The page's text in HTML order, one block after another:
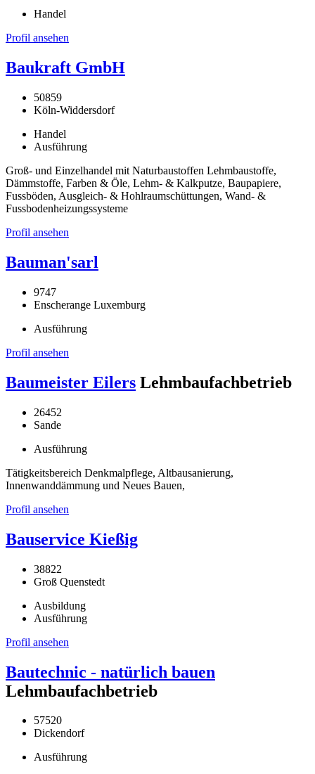
Handel
Profil ansehen
Baukraft GmbH
50859
Köln-Widdersdorf
Handel
Ausführung
Groß- und Einzelhandel mit Naturbaustoffen Lehmbaustoffe,
Dämmstoffe, Farben & Öle, Lehm- & Kalkputze, Baupapiere,
Fussböden, Ausgleich- & Hohlraumschüttungen, Wand- &
Fussbodenheizungssysteme
Profil ansehen
Bauman'sarl
9747
Enscherange Luxemburg
Ausführung
Profil ansehen
Baumeister Eilers Lehmbaufachbetrieb
26452
Sande
Ausführung
Tätigkeitsbereich Denkmalpflege, Altbausanierung,
Innenwanddämmung und Neues Bauen,
Profil ansehen
Bauservice Kießig
38822
Groß Quenstedt
Ausbildung
Ausführung
Profil ansehen
Bautechnic - natürlich bauen
Lehmbaufachbetrieb
57520
Dickendorf
Ausführung